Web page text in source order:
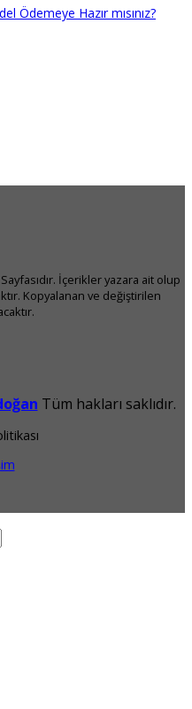
Ödemeye Hazır mısınız?
İçerikler yazara ait olup
Kopyalanan ve değiştirilen
Tüm hakları saklıdır.